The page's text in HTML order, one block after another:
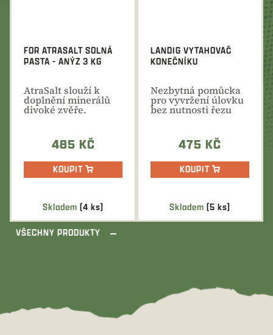
Skladem(4 ks)
FOR ATRASALT SOLNÁ
PASTA - ANÝZ 3 KG
AtraSalt slouží k
doplnění minerálů
divoké zvěře.
485 KČ
KOUPIT
Skladem (5 ks)
LANDIG VYTAHOVAČ
KONEČNÍKU
Nezbytná pomůcka
pro vyvržení úlovku
bez nutnosti řezu
475 KČ
KOUPIT
VŠECHNY PRODUKTY